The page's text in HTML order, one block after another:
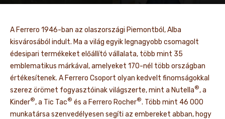
A Ferrero 1946-ban az olaszországi Piemontból, Alba
kisvárosából indult. Ma a világ egyik legnagyobb csomagolt
édesipari termékeket előállító vállalata, több mint 35
emblematikus márkával, amelyeket 170-nél több országban
értékesítenek. A Ferrero Csoport olyan kedvelt finomságokkal
szerez örömet fogyasztóinak világszerte, mint a Nutella®, a
Kinder®, a Tic Tac® és a Ferrero Rocher®. Több mint 46 000
munkatársa szenvedélyesen segíti az embereket abban, hogy